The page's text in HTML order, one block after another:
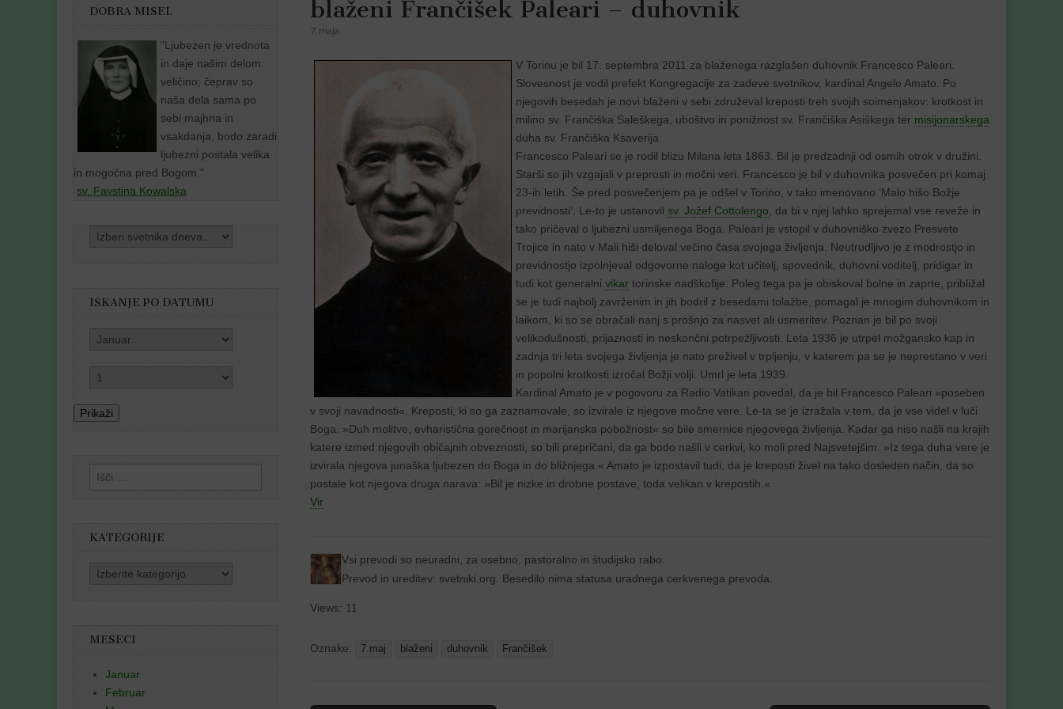
blaženi Frančišek Paleari – duhovnik
7. maja
V Torinu je bil 17. septembra 2011 za blaženega razglašen duhovnik Francesco Paleari.
Slovesnost je vodil prefekt Kongregacije za zadeve svetnikov, kardinal Angelo Amato. Po
njegovih besedah je novi blaženi v sebi združeval kreposti treh svojih soimenjakov: krotkost in
milino sv. Frančiška Saleškega, uboštvo in ponižnost sv. Frančiška Asiškega ter misijonarskega
duha sv. Frančiška Ksaverija.
Francesco Paleari se je rodil blizu Milana leta 1863. Bil je predzadnji od osmih otrok v družini.
Starši so jih vzgajali v preprosti in močni veri. Francesco je bil v duhovnika posvečen pri komaj
23-ih letih. Še pred posvečenjem pa je odšel v Torino, v tako imenovano ‘Malo hišo Božje
previdnosti’. Le-to je ustanovil sv. Jožef Cottolengo , da bi v njej lahko sprejemal vse reveže in
tako pričeval o ljubezni usmiljenega Boga. Paleari je vstopil v duhovniško zvezo Presvete
Trojice in nato v Mali hiši deloval večino časa svojega življenja. Neutrudljivo je z modrostjo in
previdnostjo izpolnjeval odgovorne naloge kot učitelj, spovednik, duhovni voditelj, pridigar in
tudi kot generalni vikar torinske nadškofije. Poleg tega pa je obiskoval bolne in zaprte, približal
se je tudi najbolj zavrženim in jih bodril z besedami tolažbe, pomagal je mnogim duhovnikom in
laikom, ki so se obračali nanj s prošnjo za nasvet ali usmeritev. Poznan je bil po svoji
velikodušnosti, prijaznosti in neskončni potrpežljivosti. Leta 1936 je utrpel možgansko kap in
zadnja tri leta svojega življenja je nato preživel v trpljenju, v katerem pa se je neprestano v veri
in popolni krotkosti izročal Božji volji. Umrl je leta 1939.
Kardinal Amato je v pogovoru za Radio Vatikan povedal, da je bil Francesco Paleari »poseben
v svoji navadnosti«. Kreposti, ki so ga zaznamovale, so izvirale iz njegove močne vere. Le-ta se je izražala v tem, da je vse videl v luči
Boga. »Duh molitve, evharistična gorečnost in marijanska pobožnost« so bile smernice njegovega življenja. Kadar ga niso našli na krajih
katere izmed njegovih običajnih obveznosti, so bili prepričani, da ga bodo našli v cerkvi, ko moli pred Najsvetejšim. »Iz tega duha vere je
izvirala njegova junaška ljubezen do Boga in do bližnjega.« Amato je izpostavil tudi, da je kreposti živel na tako dosleden način, da so
postale kot njegova druga narava: »Bil je nizke in drobne postave, toda velikan v krepostih.«
Vir
Vsi prevodi so neuradni, za osebno, pastoralno in študijsko rabo.
Prevod in ureditev: svetniki.org. Besedilo nima statusa uradnega cerkvenega prevoda.
Views: 11
Oznake: 7.maj blaženi duhovnik Frančišek
DOBRA MISEL
"Ljubezen je vrednota
in daje našim delom
veličino; čeprav so
naša dela sama po
sebi majhna in
vsakdanja, bodo zaradi
ljubezni postala velika
in mogočna pred Bogom."
sv. Favstina Kowalska
ISKANJE PO DATUMU
Prikaži
Išči:
KATEGORIJE
Kategorije
MESECI
Januar
Februar